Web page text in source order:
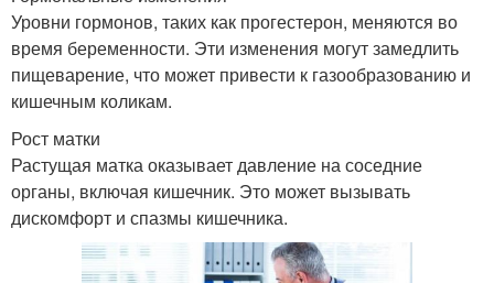
Уровни гормонов, таких как прогестерон, меняются во
время беременности. Эти изменения могут замедлить
пищеварение, что может привести к газообразованию и
кишечным коликам.
Рост матки
Растущая матка оказывает давление на соседние
органы, включая кишечник. Это может вызывать
дискомфорт и спазмы кишечника.